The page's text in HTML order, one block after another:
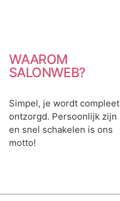
WAAROM
SALONWEB?
Simpel, je wordt compleet
ontzorgd. Persoonlijk zijn
en snel schakelen is ons
motto!